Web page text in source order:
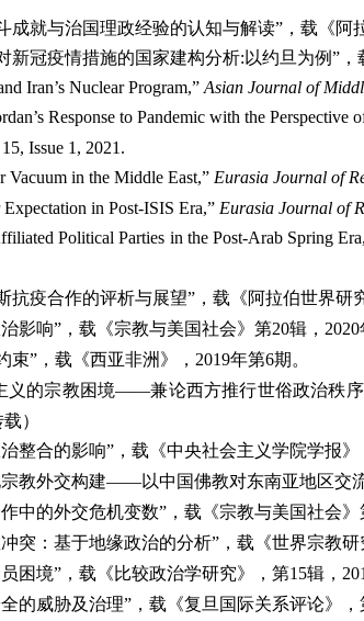
成就与治国理政经验的认知与解读” ，载《阿
新冠疫情措施的国家建构分析: 以约旦为例”，
Iran’s Nuclear Program,” Asian Journal of
Response to Pandemic with the Perspective
Issue 1, 2021.
Vacuum in the Middle East,” Eurasia Journal of
in Post-ISIS Era,” Eurasia Journal of
Political Parties in the Post-Arab Spring
抗疫合作的评析与展望”，载《阿拉伯世界研
影响”，载《宗教与美国社会》第20辑， 2020
束”，载《西亚非洲》， 2019年第6期。
义的宗教困境——兼论西方推行世俗政治秩序
）
整合的影响”，载《中央社会主义学院学报》
教外交构建——以中国佛教对东南亚地区交
中的外交危机变数”，载《宗教与美国社会》
突：基于地缘政治的分析”，载《世界宗教研
困境”，载《比较政治学研究》，第15辑，
的威胁及治理”，载《复旦国际关系评论》，